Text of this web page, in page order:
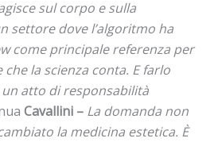
sul corpo e sulla
settore dove l’algoritmo ha
come principale referenza per
la scienza conta. E farlo
atto di responsabilità
Cavallini – La domanda non
la medicina estetica. È